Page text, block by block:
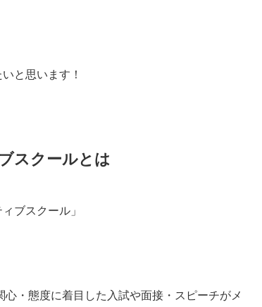
と思います！
スクールとは
ブスクール」
・態度に着目した入試や面接・スピーチがメ